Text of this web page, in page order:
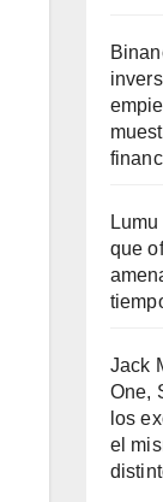
que
Jack
One,
los
el